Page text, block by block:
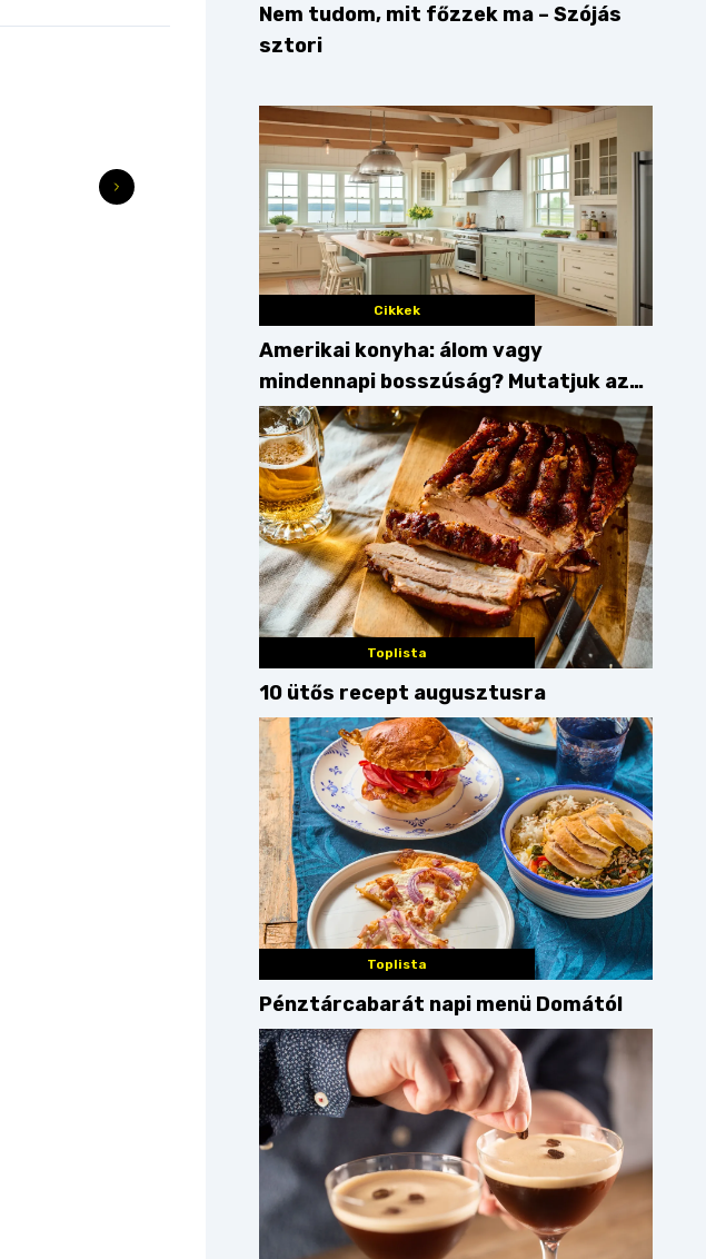
Nem tudom, mit főzzek ma – Szójás
sztori
Cikkek
Amerikai konyha: álom vagy
mindennapi bosszúság? Mutatjuk az
érveket
Toplista
10 ütős recept augusztusra
Toplista
Pénztárcabarát napi menü Domától